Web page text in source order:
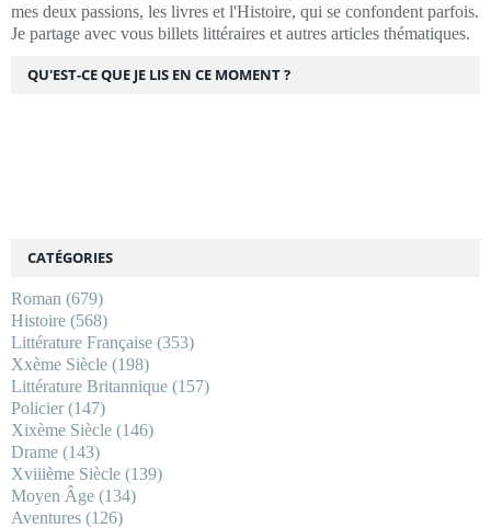
mes deux passions, les livres et l'Histoire, qui se confondent parfois.
Je partage avec vous billets littéraires et autres articles thématiques.
CATÉGORIES
Roman (679)
Histoire (568)
Littérature Française (353)
Xxème Siècle (198)
Littérature Britannique (157)
Policier(147)
Xixème Siècle (146)
Drame (143)
Xviiième Siècle (139)
Moyen Âge (134)
Aventures (126)
QU'EST-CE QUE JE LIS EN CE MOMENT ?